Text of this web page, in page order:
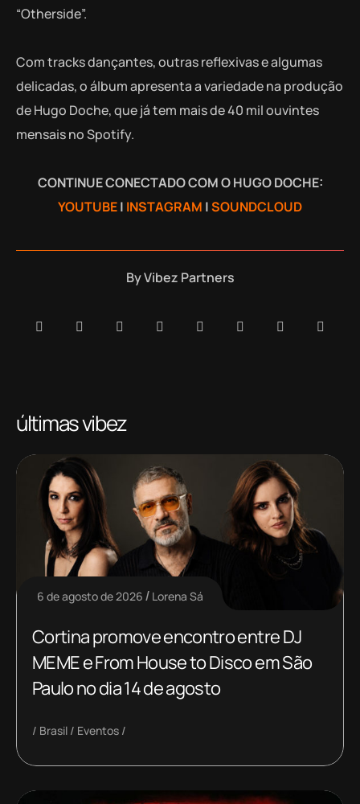
“Otherside”.
Com tracks dançantes, outras reflexivas e algumas
delicadas, o álbum apresenta a variedade na produção
de Hugo Doche, que já tem mais de 40 mil ouvintes
mensais no Spotify.
CONTINUE CONECTADO COM O HUGO DOCHE:
YOUTUBE| INSTAGRAM |SOUNDCLOUD
ByVibez Partners
últimas vibez
6 de agosto de 2026 Lorena Sá
Cortina promove encontro entre DJ
MEME e From House to Disco em São
Paulo no dia 14 de agosto
Brasil Eventos